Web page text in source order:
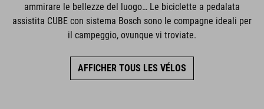
ammirare le bellezze del luogo… Le biciclette a pedalata
assistita CUBE con sistema Bosch sono le compagne ideali per
il campeggio, ovunque vi troviate.
AFFICHER TOUS LES VÉLOS